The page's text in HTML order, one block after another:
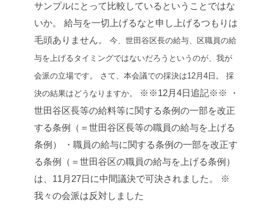
サンプルにとって比較しているということではな
いか。
給与を一切上げるなと申し上げるつもりは
毛頭ありません。
今、世田谷区長の給与、区職員の給
与を上げるタイミングではないだろうというのが、我が
会派の立場です。
さて、本会議での採決は12月4日。
採
決の結果はどうなりますか。
※※12月4日追記※※
・
世田谷区長等の給料等に関する条例の一部を改正
する条例（＝世田谷区長等の職員の給与を上げる
条例）
・職員の給与に関する条例の一部を改正す
る条例（＝世田谷区の職員の給与を上げる条例）
は、11月27日に中間議決で可決されました。
※
我々の会派は反対しました